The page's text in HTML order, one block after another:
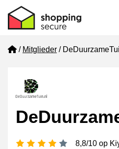
Home
Mitglieder
8,8/10 op